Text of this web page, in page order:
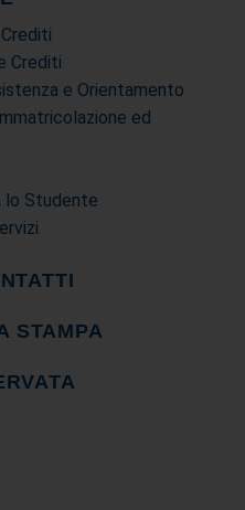
Crediti
e Orientamento
ed
lo Studente
STAMPA